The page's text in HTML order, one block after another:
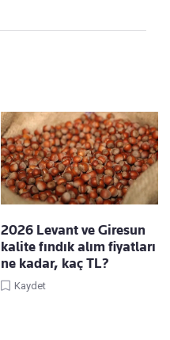
2026 Levant ve Giresun
kalite fındık alım fiyatları
ne kadar, kaç TL?
Kaydet